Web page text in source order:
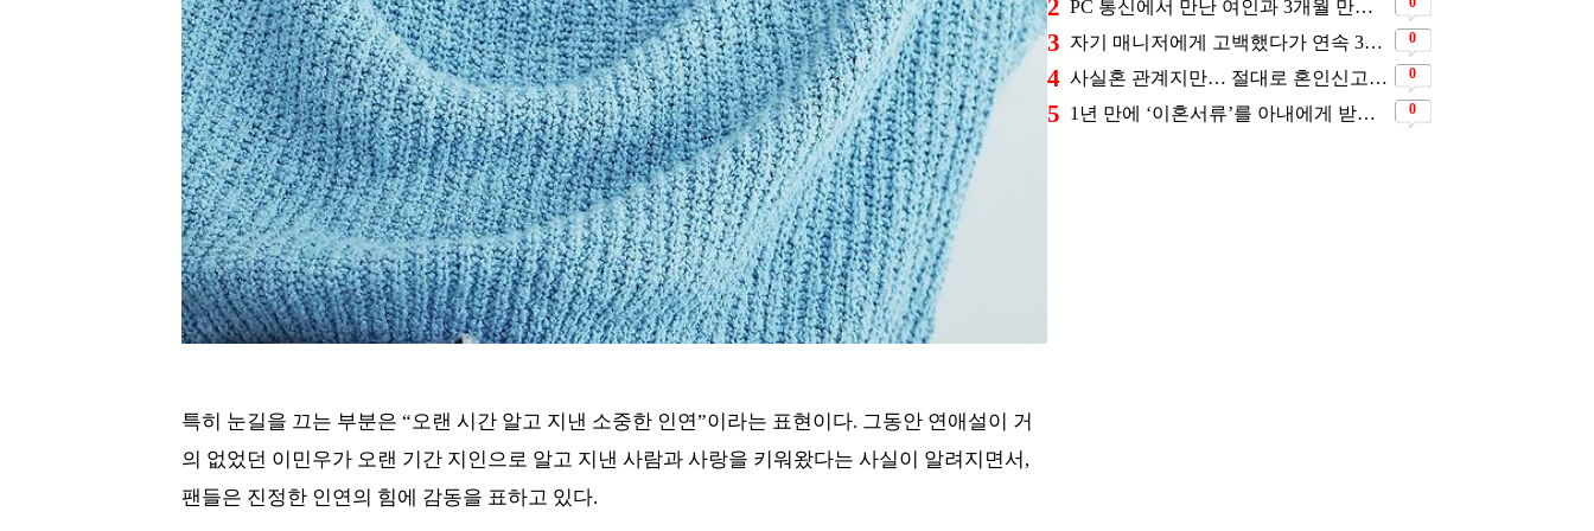
특히 눈길을 끄는 부분은 “오랜 시간 알고 지낸 소중한 인연”이라는 표현이다. 그동안 연애설이 거
의 없었던 이민우가 오랜 기간 지인으로 알고 지낸 사람과 사랑을 키워왔다는 사실이 알려지면서,
팬들은 진정한 인연의 힘에 감동을 표하고 있다.
2 PC 통신에서 만난 여인과 3개월 만에 결혼해서 잘 살고 있는 배우
3 자기 매니저에게 고백했다가 연속 3번 차였지만… 결국 결혼에 성공한 배우 0
4 사실혼 관계지만… 절대로 혼인신고는 하고 있지 않다는 배우 0
5 1년 만에 ‘이혼서류’를 아내에게 받았었다는 배우 0